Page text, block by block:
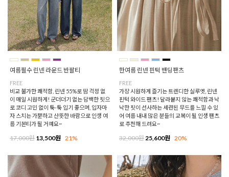
여름필수 린넨 라운드 반팔티
FREE
비교 불가한 쾌적함, 린넨 55%로 땀 걱정 없
이 매일 시원하게! 군더더기 없는 담백한 핏으
로 코디 고민 없이 툭-툭 입기 좋으며, 입자마
자 스치는 가뿐하고 산뜻한 바람으로 인생 여
름 기본티가 될 거예요~
17,000원 13,500원 21%
한여름 린넨 핀턱 밴딩팬츠
FREE
가장 시원하게 즐기는 트렌디한 실루엣, 린넨
핀턱 와이드 팬츠! 달라붙지 않는 쾌적함과 낙
낙한 핏이 선사하는 세련된 무드를 느낄 수 있
어 여름 내내 많은 분들의 교복이 될 인생 팬츠
로 추천해 드려요~
32,000원 25,600원 20%